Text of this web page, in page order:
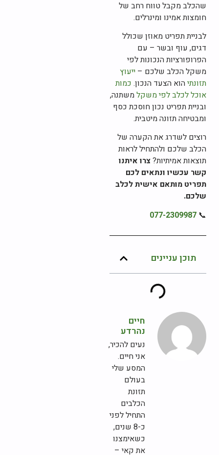
שהכלב מקבל טווח רחב של
חומצות אמינו ומינרלים.
לבניית תפריט מאוזן שכולל
דגים, עוף ובשר – עם
הפרופורציות הנכונות לפי
משקל הכלב שלכם – ייעוץ
תזונתיהוא הצעד הנכון. כמות
אוכל לכלב לפי משקלמשתנה,
ובניית תפריט נכון חוסכת כסף
ומבטיחה תזונה מיטבית.
רוצים לשדרג את הקערה של
הכלב שלכם ולהתחיל לראות
תוצאות אמיתיות?צרו איתנו
קשר עכשיו ונתאים לכם
תפריט מותאם אישית לכלב
שלכם.
📞
077-2309987
תוכן עניינים
חיים
נהרדע
נעים להכיר,
אני חיים.
המסע שלי
בעולם
תזונת
הכלבים
התחיל לפני
כ-8 שנים,
כשאימצנו
את קאי –